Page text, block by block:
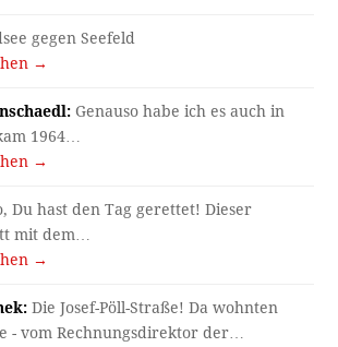
gegen Seefeld
→
Genauso habe ich es auch in
1964…
→
Du hast den Tag gerettet! Dieser
mit dem…
→
Die Josef-Pöll-Straße! Da wohnten
- vom Rechnungsdirektor der…